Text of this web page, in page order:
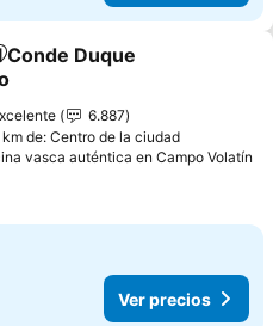
a favoritos
Conde Duque
6.887
km de: Centro de la ciudad
vasca auténtica en Campo Volatín
Ver precios